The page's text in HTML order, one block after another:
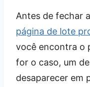
Antes de fechar
página de lote
você encontra o
for o caso, um
desaparecer em